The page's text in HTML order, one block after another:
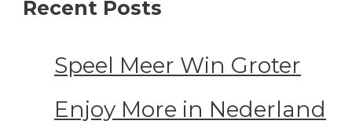
Recent Posts
Speel Meer Win Groter
Enjoy More in Nederland